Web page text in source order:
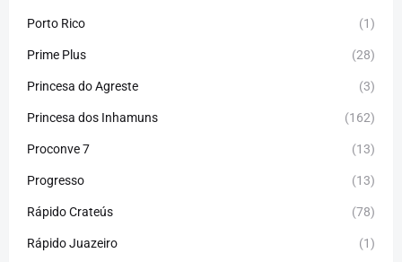
Porto Rico (1)
Prime Plus (28)
Princesa do Agreste (3)
Princesa dos Inhamuns (162)
Proconve 7 (13)
Progresso (13)
Rápido Crateús (78)
Rápido Juazeiro (1)